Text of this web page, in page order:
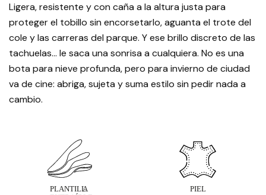
Ligera, resistente y con caña a la altura justa para
proteger el tobillo sin encorsetarlo, aguanta el trote del
cole y las carreras del parque. Y ese brillo discreto de las
tachuelas… le saca una sonrisa a cualquiera. No es una
bota para nieve profunda, pero para invierno de ciudad
va de cine: abriga, sujeta y suma estilo sin pedir nada a
cambio.